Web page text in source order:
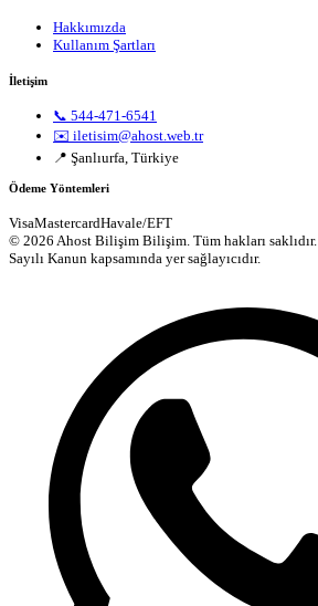
Hakkımızda
Kullanım Şartları
İletişim
📞 544-471-6541
✉️ iletisim@ahost.web.tr
📍 Şanlıurfa, Türkiye
Ödeme Yöntemleri
VisaMastercardHavale/EFT
© 2026 Ahost Bilişim Bilişim. Tüm hakları saklıdır.
Sayılı Kanun kapsamında yer sağlayıcıdır.